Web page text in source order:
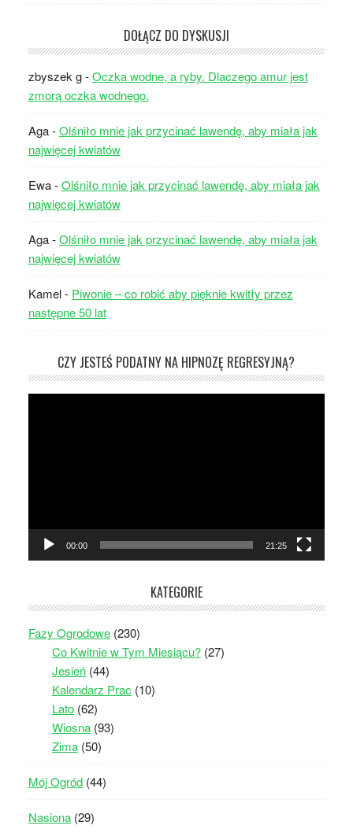
DOŁĄCZ DO DYSKUSJI
zbyszek g-Oczka wodne, a ryby. Dlaczego amur jest
zmorą oczka wodnego.
Aga-Olśniło mnie jak przycinać lawendę, aby miała jak
najwięcej kwiatów
Ewa-Olśniło mnie jak przycinać lawendę, aby miała jak
najwięcej kwiatów
Aga-Olśniło mnie jak przycinać lawendę, aby miała jak
najwięcej kwiatów
Kamel- Piwonie – co robić aby pięknie kwitły przez
następne 50 lat
CZY JESTEŚ PODATNY NA HIPNOZĘ REGRESYJNĄ?
00:00 21:25
KATEGORIE
Fazy Ogrodowe(230)
Co Kwitnie w Tym Miesiącu?(27)
Jesień(44)
Kalendarz Prac (10)
Lato(62)
Wiosna(93)
Zima(50)
Mój Ogród(44)
Nasiona(29)